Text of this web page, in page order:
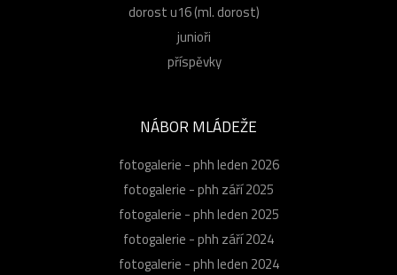
dorost u16 (ml. dorost)
junioři
příspěvky
NÁBOR MLÁDEŽE
fotogalerie - phh leden 2026
fotogalerie - phh září 2025
fotogalerie - phh leden 2025
fotogalerie - phh září 2024
fotogalerie - phh leden 2024